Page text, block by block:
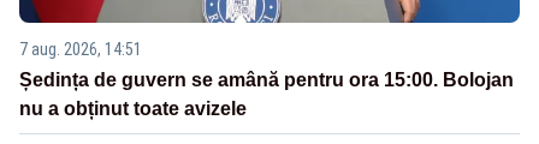
7 aug. 2026, 14:51
Ședința de guvern se amână pentru ora 15:00. Bolojan
nu a obținut toate avizele